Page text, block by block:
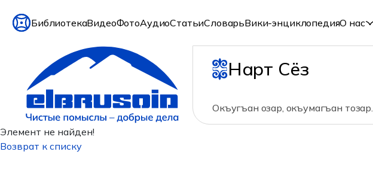
БиблиотекаВидеоФотоАудиоСтатьиСловарьВики-энциклопедияО нас
Нарт Сёз
Окъугъан озар, окъумагъан тозар.
Элемент не найден!
Возврат к списку